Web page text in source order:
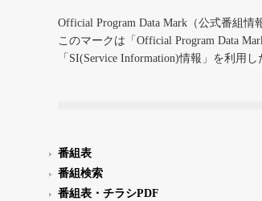
Official Program Data Mark（公式番組情
このマークは「Official Program Data
「SI(Service Information)情報」を利用
番組表
番組検索
番組表・チラシPDF